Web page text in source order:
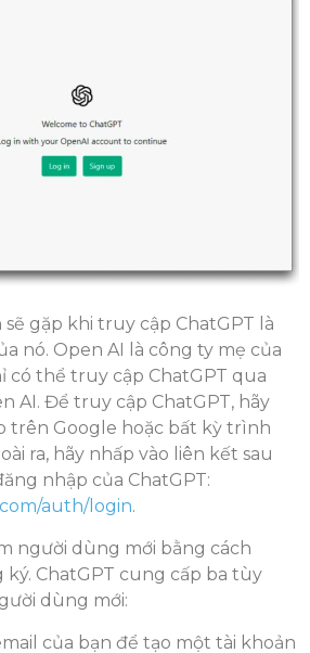
gặp khi truy cập ChatGPT là
nó. Open AI là công ty mẹ của
có thể truy cập ChatGPT qua
AI. Để truy cập ChatGPT, hãy
trên Google hoặc bất kỳ trình
ra, hãy nhấp vào liên kết sau
nhập của ChatGPT:
auth/login.
người dùng mới bằng cách
ChatGPT cung cấp ba tùy
dùng mới:
của bạn để tạo một tài khoản